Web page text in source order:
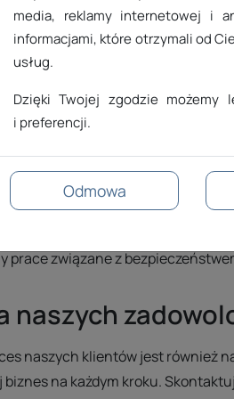
opinii
komunikację techniczną. Na
oraz zakończonych
prace związane z
naszych
naszych klientów jest również
na każdym kroku.
media, reklamy internetowej i
informacjami, które otrzymali od
usług.
Dzięki Twojej zgodzie możemy
i preferencji.
Odmowa